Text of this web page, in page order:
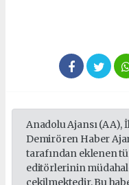
Anadolu Ajansı (AA),
Demirören Haber
tarafından eklenen
editörlerinin
çekilmektedir. Bu